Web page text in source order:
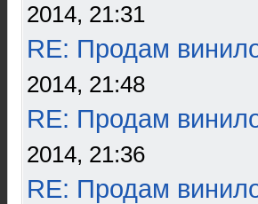
2014, 21:31
RE: Продам
2014, 21:48
RE: Продам
2014, 21:36
RE: Продам